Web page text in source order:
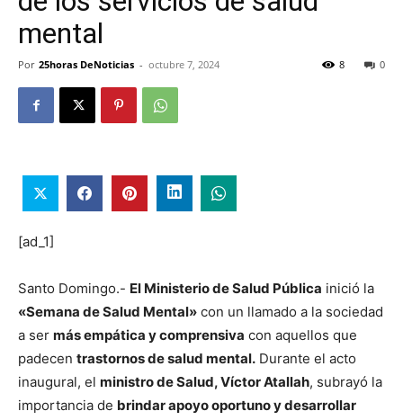
mental
Por 25horas DeNoticias - octubre 7, 2024 0
8
[ad_1]
Santo Domingo.- El Ministerio de Salud Pública inició la
«Semana de Salud Mental» con un llamado a la sociedad
a ser más empática y comprensiva con aquellos que
padecen trastornos de salud mental. Durante el acto
inaugural, el ministro de Salud, Víctor Atallah, subrayó la
importancia de brindar apoyo oportuno y desarrollar